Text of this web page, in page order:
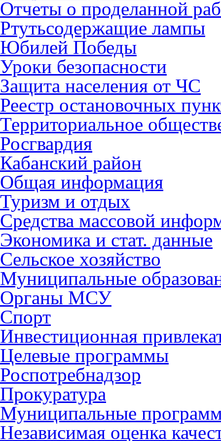
Отчеты о проделанной
Ртутьсодержащие лампы
Юбилей Победы
Уроки безопасности
Защита населения от ЧС
Реестр остановочных
Территориальное
Росгвардия
Кабанский район
Общая информация
Туризм и отдых
Средства массовой
Экономика и стат. данные
Сельское хозяйство
Муниципальные
Органы МСУ
Спорт
Инвестиционная
Целевые программы
Роспотребнадзор
Прокуратура
Муниципальные
Независимая оценка